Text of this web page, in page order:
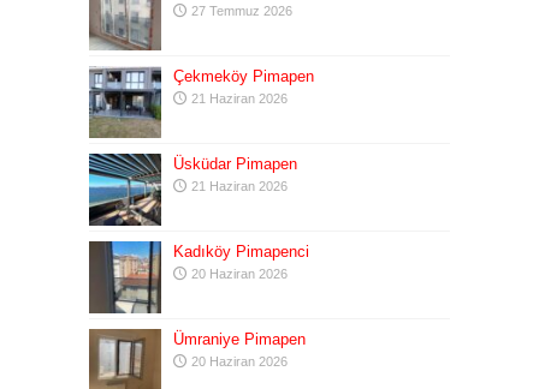
27 Temmuz 2026
Çekmeköy Pimapen
21 Haziran 2026
Üsküdar Pimapen
21 Haziran 2026
Kadıköy Pimapenci
20 Haziran 2026
Ümraniye Pimapen
20 Haziran 2026